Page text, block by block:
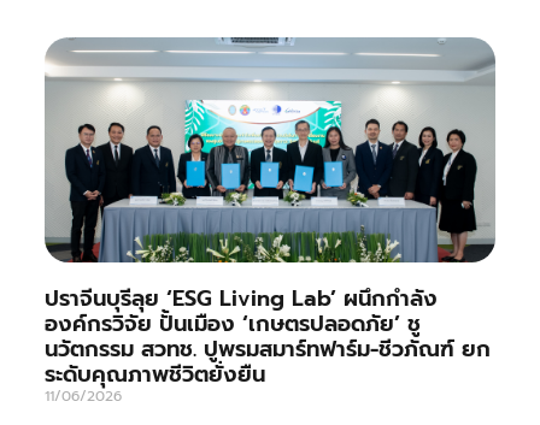
ปราจีนบุรีลุย ‘ESG Living Lab’ ผนึกกำลัง
องค์กรวิจัย ปั้นเมือง ‘เกษตรปลอดภัย’ ชู
นวัตกรรม สวทช. ปูพรมสมาร์ทฟาร์ม-ชีวภัณฑ์ ยก
ระดับคุณภาพชีวิตยั่งยืน
11/06/2026